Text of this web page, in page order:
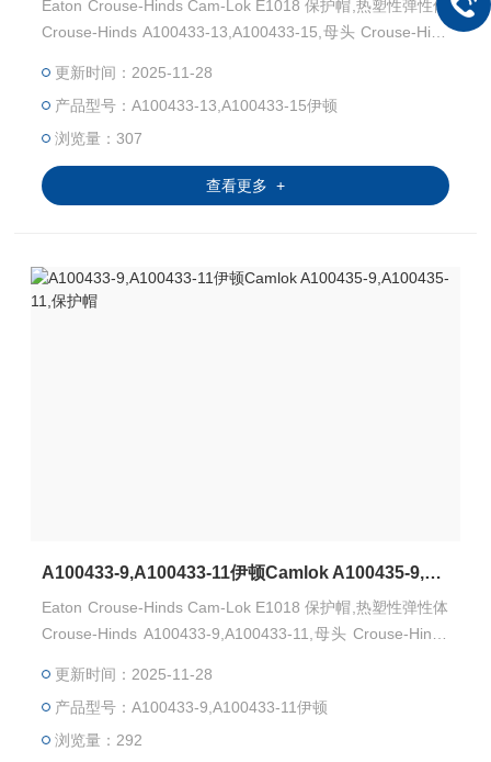
Eaton Crouse-Hinds Cam-Lok E1018 保护帽,热塑性弹性体
Crouse-Hinds A100433-13,A100433-15,母头 Crouse-Hind
R13963,NEMA 3R
更新时间：2025-11-28
产品型号：A100433-13,A100433-15伊顿
浏览量：307
查看更多 +
A100433-9,A100433-11伊顿Camlok A100435-9,A100435-11,保护帽
Eaton Crouse-Hinds Cam-Lok E1018 保护帽,热塑性弹性体
Crouse-Hinds A100433-9,A100433-11,母头 Crouse-Hinds
3963,NEMA 3R
更新时间：2025-11-28
产品型号：A100433-9,A100433-11伊顿
浏览量：292